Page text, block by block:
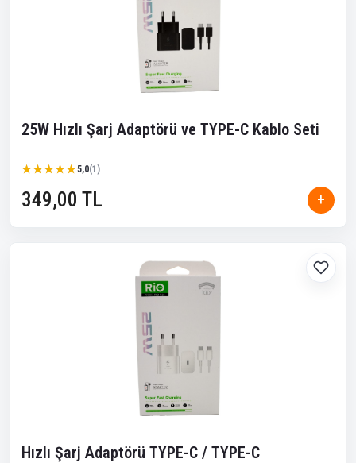
25W Hızlı Şarj Adaptörü ve TYPE-C Kablo Seti
★★★★★
★★★★★5,0(1)
349,00 TL +
Hızlı Şarj Adaptörü TYPE-C / TYPE-C